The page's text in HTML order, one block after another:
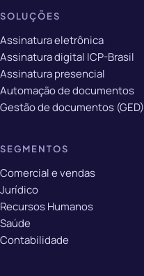
SOLUÇÕES
Assinatura eletrônica
Assinatura digital ICP-Brasil
Assinatura presencial
Automação de documentos
Gestão de documentos (GED)
SEGMENTOS
Comercial e vendas
Jurídico
Recursos Humanos
Saúde
Contabilidade